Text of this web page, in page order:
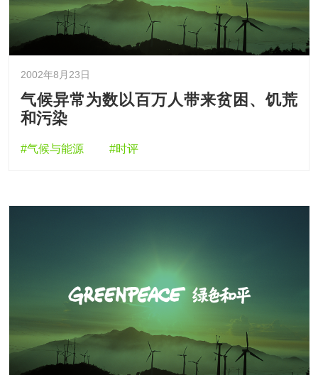
2002年8月23日
气候异常为数以百万人带来贫困、饥荒
和污染
#气候与能源 #时评